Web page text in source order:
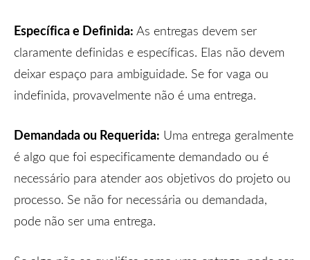
Específica e Definida: As entregas devem ser
claramente definidas e específicas. Elas não devem
deixar espaço para ambiguidade. Se for vaga ou
indefinida, provavelmente não é uma entrega.
Demandada ou Requerida: Uma entrega geralmente
é algo que foi especificamente demandado ou é
necessário para atender aos objetivos do projeto ou
processo. Se não for necessária ou demandada,
pode não ser uma entrega.